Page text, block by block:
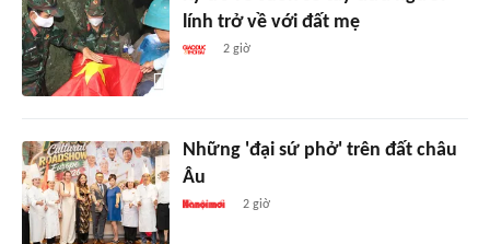
lính trở về với đất mẹ
2 giờ
Những 'đại sứ phở' trên đất châu
Âu
2 giờ